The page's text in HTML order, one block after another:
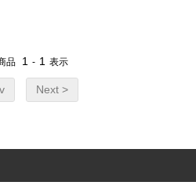
品 1 - 1 表示
Next >